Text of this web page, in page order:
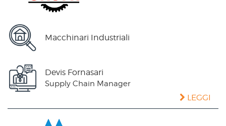
Macchinari Industriali
Devis Fornasari
Supply Chain Manager
LEGGI